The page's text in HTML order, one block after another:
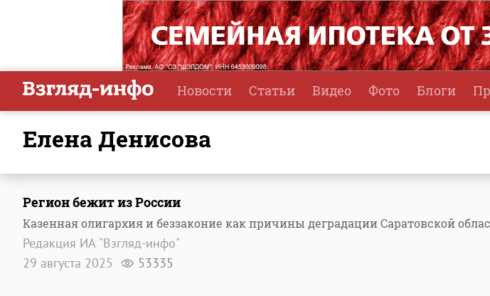
Новости Статьи Видео Фото Блоги
Елена Денисова
Регион бежит из России
Казенная олигархия и беззаконие как причины деградации Саратовской
Редакция ИА "Взгляд-инфо"
29 августа 2025
53335